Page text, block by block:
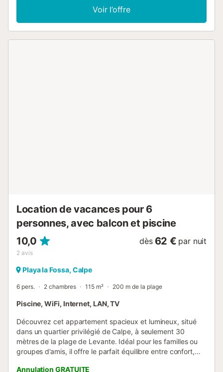
Voir l’offre
Location de vacances pour 6
personnes, avec balcon et piscine
10,0
2 avis
dès 62 € par nuit
Playa la Fossa, Calpe
6 pers. 2 chambres 115 m² 200 m de la plage
Piscine, WiFi, Internet, LAN, TV
Découvrez cet appartement spacieux et lumineux, situé
dans un quartier privilégié de Calpe, à seulement 30
mètres de la plage de Levante. Idéal pour les familles ou
groupes d’amis, il offre le parfait équilibre entre confort,
Annulation GRATUITE